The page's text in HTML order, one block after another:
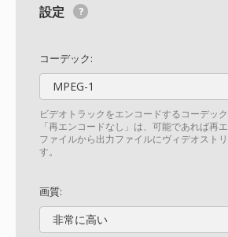
設定
コーデック:
MPEG-1
ビデオトラックをエンコードするコーデッ
「再エンコードなし」は、可能であれば再
ファイルから出力ファイルにヴィデオスト
す。
画質:
非常に高い